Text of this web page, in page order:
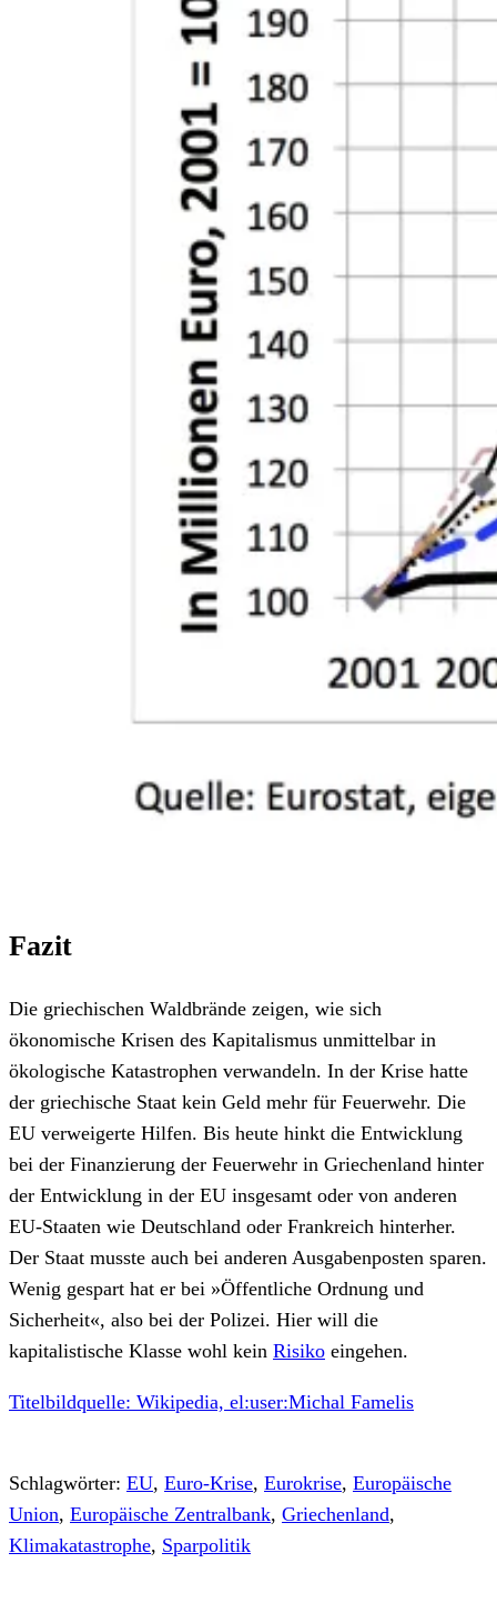
Fazit
Die griechischen Waldbrände zeigen, wie sich
ökonomische Krisen des Kapitalismus unmittelbar in
ökologische Katastrophen verwandeln. In der Krise hatte
der griechische Staat kein Geld mehr für Feuerwehr. Die
EU verweigerte Hilfen. Bis heute hinkt die Entwicklung
bei der Finanzierung der Feuerwehr in Griechenland hinter
der Entwicklung in der EU insgesamt oder von anderen
EU-Staaten wie Deutschland oder Frankreich hinterher.
Der Staat musste auch bei anderen Ausgabenposten sparen.
Wenig gespart hat er bei »Öffentliche Ordnung und
Sicherheit«, also bei der Polizei. Hier will die
kapitalistische Klasse wohl kein Risiko eingehen.
Titelbildquelle: Wikipedia, el:user:Michal Famelis
Schlagwörter: EU, Euro-Krise, Eurokrise, Europäische
Union, Europäische Zentralbank, Griechenland,
Klimakatastrophe, Sparpolitik